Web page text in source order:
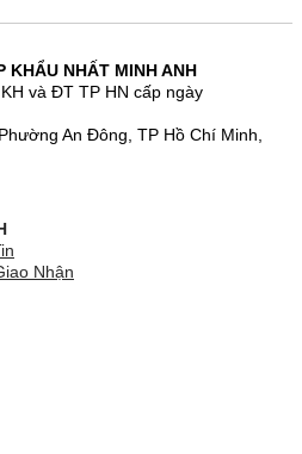
KHẨU NHẤT MINH ANH
và ĐT TP HN cấp ngày
An Đông, TP Hồ Chí Minh,
Nhận